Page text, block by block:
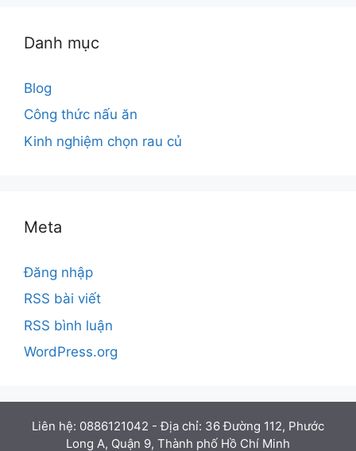
Danh mục
Blog
Công thức nấu ăn
Kinh nghiệm chọn rau củ
Meta
Đăng nhập
RSS bài viết
RSS bình luận
WordPress.org
Liên hệ: 0886121042 - Địa chỉ: 36 Đường 112, Phước
Long A, Quận 9, Thành phố Hồ Chí Minh